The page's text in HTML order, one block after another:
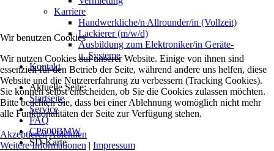
Karriere
Handwerkliche/n Allrounder/in (Vollzeit)
Lackierer (m/w/d)
Ausbildung zum Elektroniker/in Geräte-
u. Systeme
Kontakt
Aktuelle Seite:
Startseite
Service
FAQ
CP600BMW
SD-Karte
Wir benutzen Cookies
Wir nutzen Cookies auf unserer Website. Einige von ihnen sind
essenziell für den Betrieb der Seite, während andere uns helfen, diese
Website und die Nutzererfahrung zu verbessern (Tracking Cookies).
Sie können selbst entscheiden, ob Sie die Cookies zulassen möchten.
Bitte beachten Sie, dass bei einer Ablehnung womöglich nicht mehr
alle Funktionalitäten der Seite zur Verfügung stehen.
AkzeptierenAblehnen
Weitere Informationen | Impressum